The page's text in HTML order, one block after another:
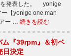
を発表した。 yonige
【yonige one man
ー … 続きを読む
『39rpm』＆初ベ
日決定